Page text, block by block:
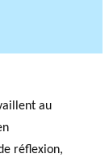
au
réflexion,